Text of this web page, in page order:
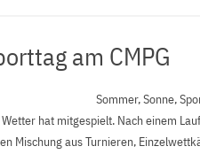
am CMPG
Sommer, Sonne,
hat mitgespielt. Nach einem
Mischung aus Turnieren,